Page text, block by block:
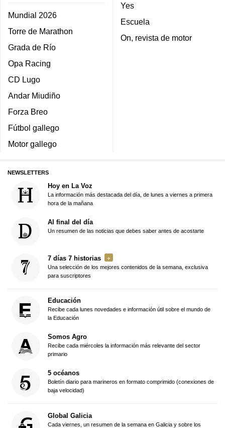
Mundial 2026
Torre de Marathon
Grada de Río
Opa Racing
CD Lugo
Andar Miudiño
Forza Breo
Fútbol gallego
Motor gallego
Yes
Escuela
On, revista de motor
NEWSLETTERS
Hoy en La Voz
La información más destacada del día, de lunes a viernes a primera
hora de la mañana
Al final del día
Un resumen de las noticias que debes saber antes de acostarte
7 días 7 historias
Una selección de los mejores contenidos de la semana, exclusiva
para suscriptores
Educación
Recibe cada lunes novedades e información útil sobre el mundo de
la Educación
Somos Agro
Recibe cada miércoles la información más relevante del sector
primario
5 océanos
Boletín diario para marineros en formato comprimido (conexiones de
baja velocidad)
Global Galicia
Cada viernes, un resumen de la semana en Galicia y sobre los